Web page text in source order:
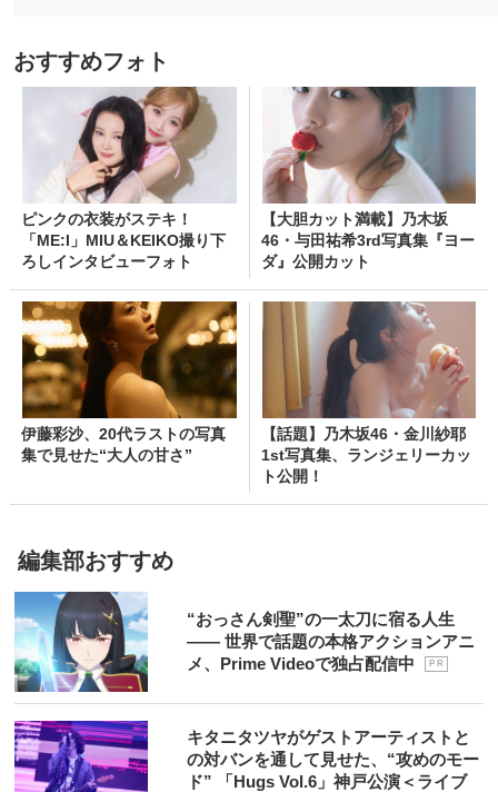
おすすめフォト
ピンクの衣装がステキ！
「ME:I」MIU＆KEIKO撮り下
ろしインタビューフォト
【大胆カット満載】乃木坂
46・与田祐希3rd写真集『ヨー
ダ』公開カット
伊藤彩沙、20代ラストの写真
集で見せた“大人の甘さ”
【話題】乃木坂46・金川紗耶
1st写真集、ランジェリーカッ
ト公開！
編集部おすすめ
“おっさん剣聖”の一太刀に宿る人生
―― 世界で話題の本格アクションアニ
メ、Prime Videoで独占配信中
P R
キタニタツヤがゲストアーティストと
の対バンを通して見せた、“攻めのモー
ド” 「Hugs Vol.6」神戸公演＜ライブ